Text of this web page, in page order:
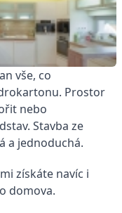
vše, co
Prostor
nebo
Stavba ze
a jednoduchá.
získáte navíc i
domova.